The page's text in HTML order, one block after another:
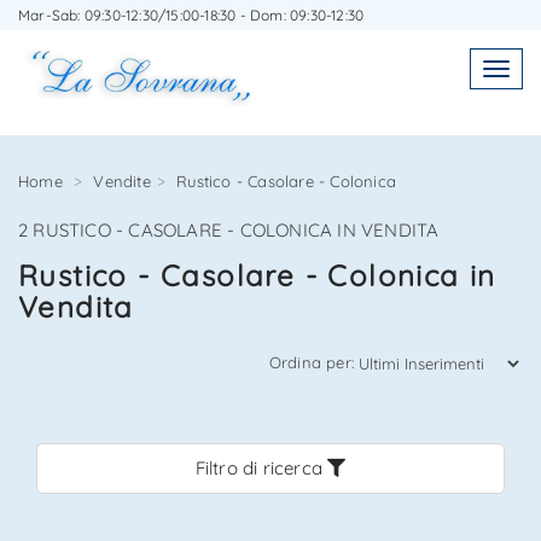
Mar-Sab: 09:30-12:30/15:00-18:30 - Dom: 09:30-12:30
Toggle
Home Vendite Rustico - Casolare - Colonica
2 RUSTICO - CASOLARE - COLONICA IN VENDITA
Rustico - Casolare - Colonica in
Vendita
Ordina per:
Filtro di ricerca
SCRIVICI SENZA IMPEGNO
Agenzia Immobiliare La Sovrana
*Il tuo indirizzo Email